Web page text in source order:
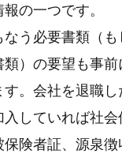
の一つです。
う必要書類（
類）の要望も事
す。会社を退職
していれば社
険者証、源泉